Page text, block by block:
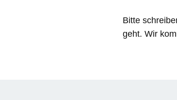
Bitte
geht. Wir